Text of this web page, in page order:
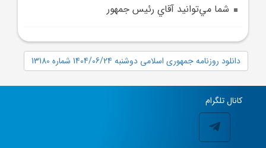
شما مي‌توانید آقاي رئيس ‌جمهور
دانلود روزنامه جمهوری اسلامی دوشنبه 1404/06/24 شماره 13180
کانال تلگرام